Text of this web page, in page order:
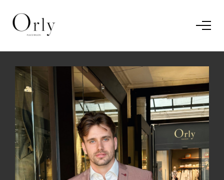
Home
Le concept
Le vestiaire
News
Restaurant